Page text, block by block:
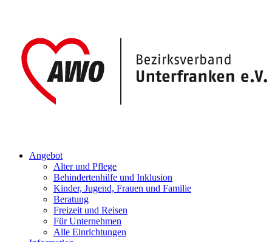
Angebot
Alter und Pflege
Behindertenhilfe und Inklusion
Kinder, Jugend, Frauen und Familie
Beratung
Freizeit und Reisen
Für Unternehmen
Alle Einrichtungen